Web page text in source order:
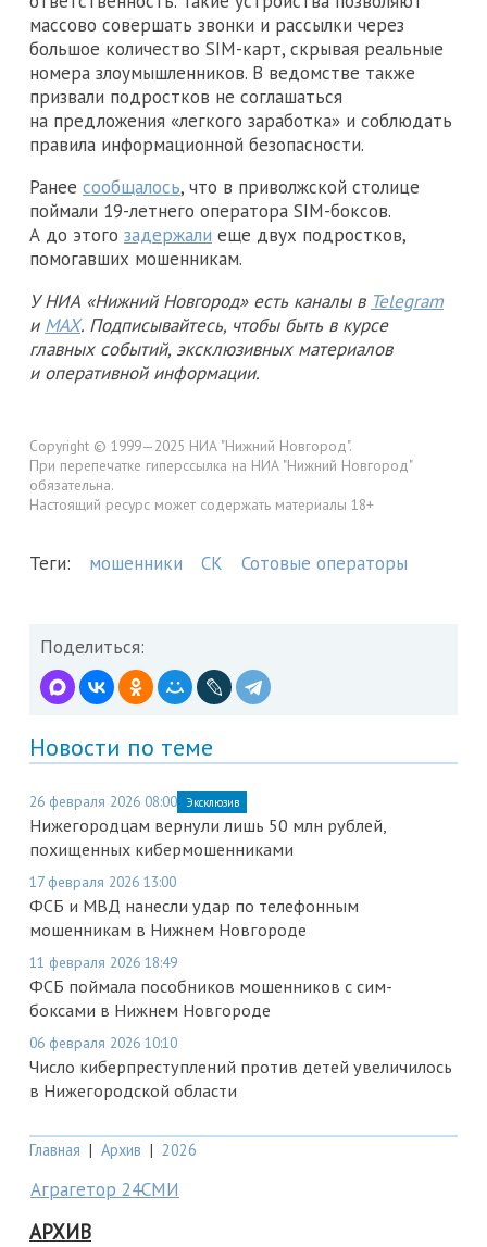
массово совершать звонки и рассылки через
большое количество SIM-карт, скрывая реальные
номера злоумышленников. В ведомстве также
призвали подростков не соглашаться
на предложения «легкого заработка» и соблюдать
правила информационной безопасности.
Ранее сообщалось, что в приволжской столице
поймали 19-летнего оператора SIM-боксов.
А до этого задержали еще двух подростков,
помогавших мошенникам.
У НИА «Нижний Новгород» есть каналы в Telegram
и MAX. Подписывайтесь, чтобы быть в курсе
главных событий, эксклюзивных материалов
и оперативной информации.
Copyright © 1999—2025 НИА "Нижний Новгород".
При перепечатке гиперссылка на НИА "Нижний Новгород"
обязательна.
Настоящий ресурс может содержать материалы 18+
Теги: мошенники СК Сотовые операторы
Поделиться:
Новости по теме
26 февраля 2026 08:00 Эксклюзив
Нижегородцам вернули лишь 50 млн рублей,
похищенных кибермошенниками
17 февраля 2026 13:00
ФСБ и МВД нанесли удар по телефонным
мошенникам в Нижнем Новгороде
11 февраля 2026 18:49
ФСБ поймала пособников мошенников с сим-
боксами в Нижнем Новгороде
06 февраля 2026 10:10
Число киберпреступлений против детей увеличилось
в Нижегородской области
Главная | Архив | 2026
Аграгетор 24СМИ
АРХИВ